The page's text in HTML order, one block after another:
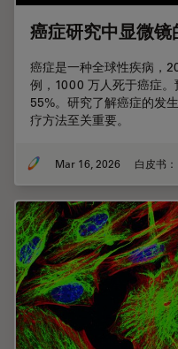
癌症研究中显微
癌症是一种全球性疾病，
例，1000 万人死于癌症
55%。研究了解癌症的发
疗方法至关重要。
Mar 16, 2026 白皮书：